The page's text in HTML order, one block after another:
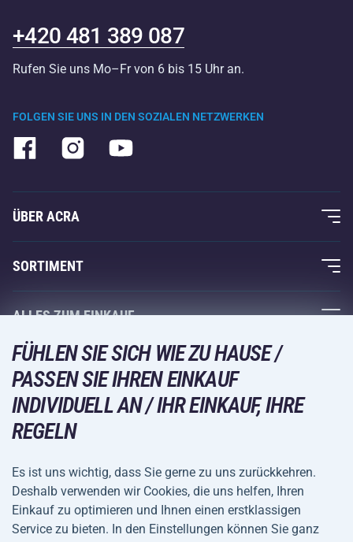
FOLGEN SIE UNS IN DEN SOZIALEN NETZWERKEN
+420 481 389 087
Rufen Sie uns Mo–Fr von 6 bis 15 Uhr an.
ÜBER ACRA
Über uns
Acra-Garantie
Kontakte
Großhandel
Einkaufsratgeber
SORTIMENT
Fitness und Krafttraining
Racketsportarten
Wintersport
Freizeit und Unterhaltung
Camping und Wandern
Fahrräder und Roller
Ballsportarten
ALLES ZUM EINKAUF
Acra-Garantie
Rückgabe und Reklamationen
VERSANDARTEN
ZAHLUNGSARTEN
FÜHLEN SIE SICH WIE ZU HAUSE /
PASSEN SIE IHREN EINKAUF
INDIVIDUELL AN / IHR EINKAUF, IHRE
REGELN
Es ist uns wichtig, dass Sie gerne zu uns zurückkehren.
Deshalb verwenden wir Cookies, die uns helfen, Ihren
Einkauf zu optimieren und Ihnen einen erstklassigen
Service zu bieten. In den Einstellungen können Sie ganz